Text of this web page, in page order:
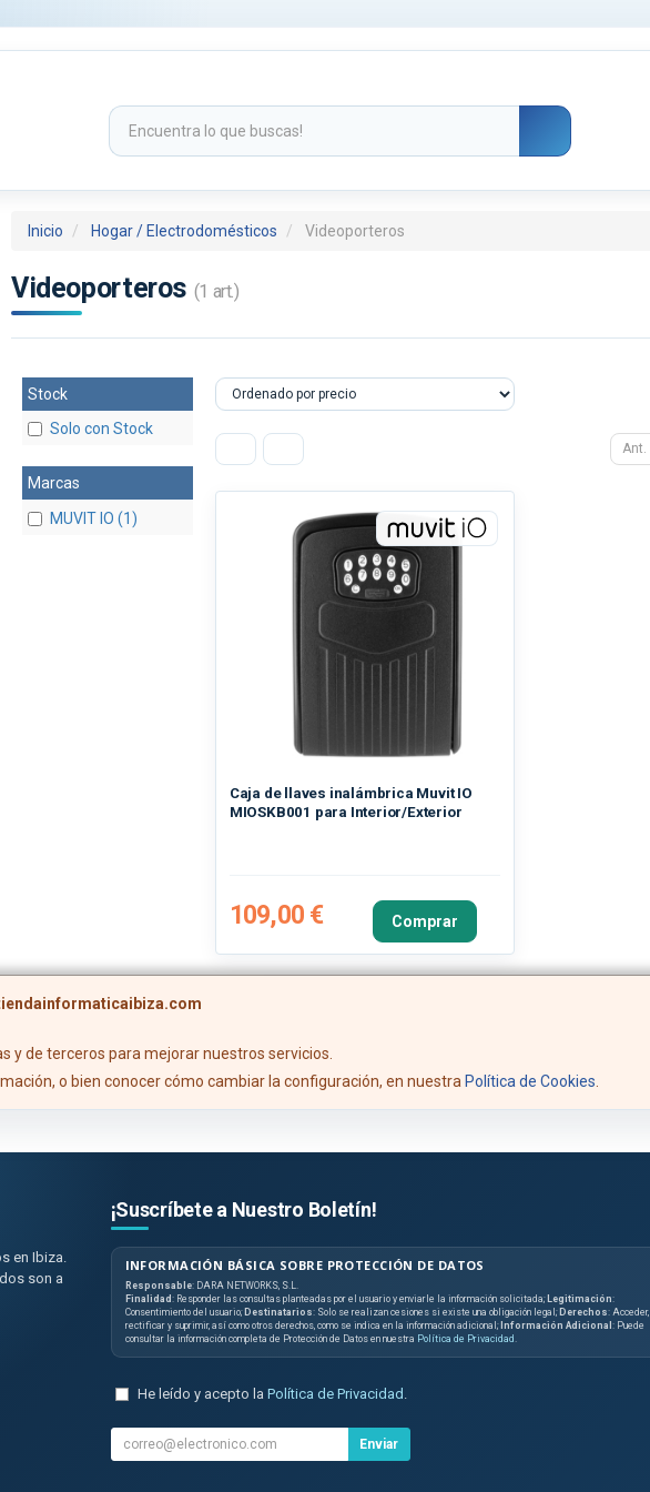
Inicio Hogar / Electrodomésticos Videoporteros
Videoporteros (1 art.)
Stock
Solo con Stock
Marcas
MUVIT IO (1)
Ant.
Caja de llaves inalámbrica Muvit IO
MIOSKB001 para Interior/Exterior
109,00 € Comprar
y de terceros para mejorar nuestros servicios.
o bien conocer cómo cambiar la configuración, en nuestra Política de Cookies
en Ibiza.
son a
¡Suscríbete a Nuestro Boletín!
INFORMACIÓN BÁSICA SOBRE PROTECCIÓN DE DATOS
Responsable: DARA NETWORKS, S.L.
Finalidad : Responder las consultas planteadas por el usuario y enviarle la información solicitada; Legitimación:
Consentimiento del usuario; Destinatarios: Solo se realizan cesiones si existe una obligación legal; Derechos: Acceder,
rectificar y suprimir, así como otros derechos, como se indica en la información adicional; Información Adicional : Puede
consultar la información completa de Protección de Datos en nuestra Política de Privacidad.
He leído y acepto la Política de Privacidad .
Enviar